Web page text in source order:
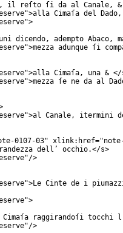
il reſto ſi da al Canale,
">alla Cimaſa del
">
dicendo, adempto
">mezza adunque ſi
">alla Cimaſa, una & </
">mezza ſe ne da al
">al Canale, itermini
0107-03" xlink:href="
dell’ occhio.</s>
"/>
">Le Cinte de i
">
raggirandoſi tocchi
"/>